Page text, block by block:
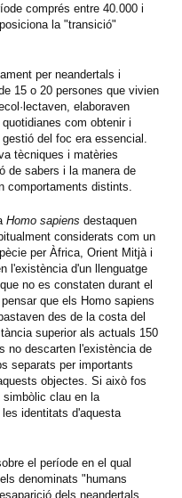
comprés entre 40.000 i
la "transició"
per neandertals i
15 o 20 persones que vivien
elaboraven
com obtenir i
del foc era essencial.
tècniques i matèries
de sabers i la manera de
comportaments distints.
Homo sapiens destaquen
considerats com un
per Àfrica, Orient Mitjà i
l'existència d'un llenguatge
no es constaten durant el
que els Homo sapiens
des de la costa del
superior als actuals 150
no descarten l'existència de
separats per importants
objectes. Si això fos
clau en la
identitats d'aquesta
el període en el qual
denominats "humans
dels neandertals,